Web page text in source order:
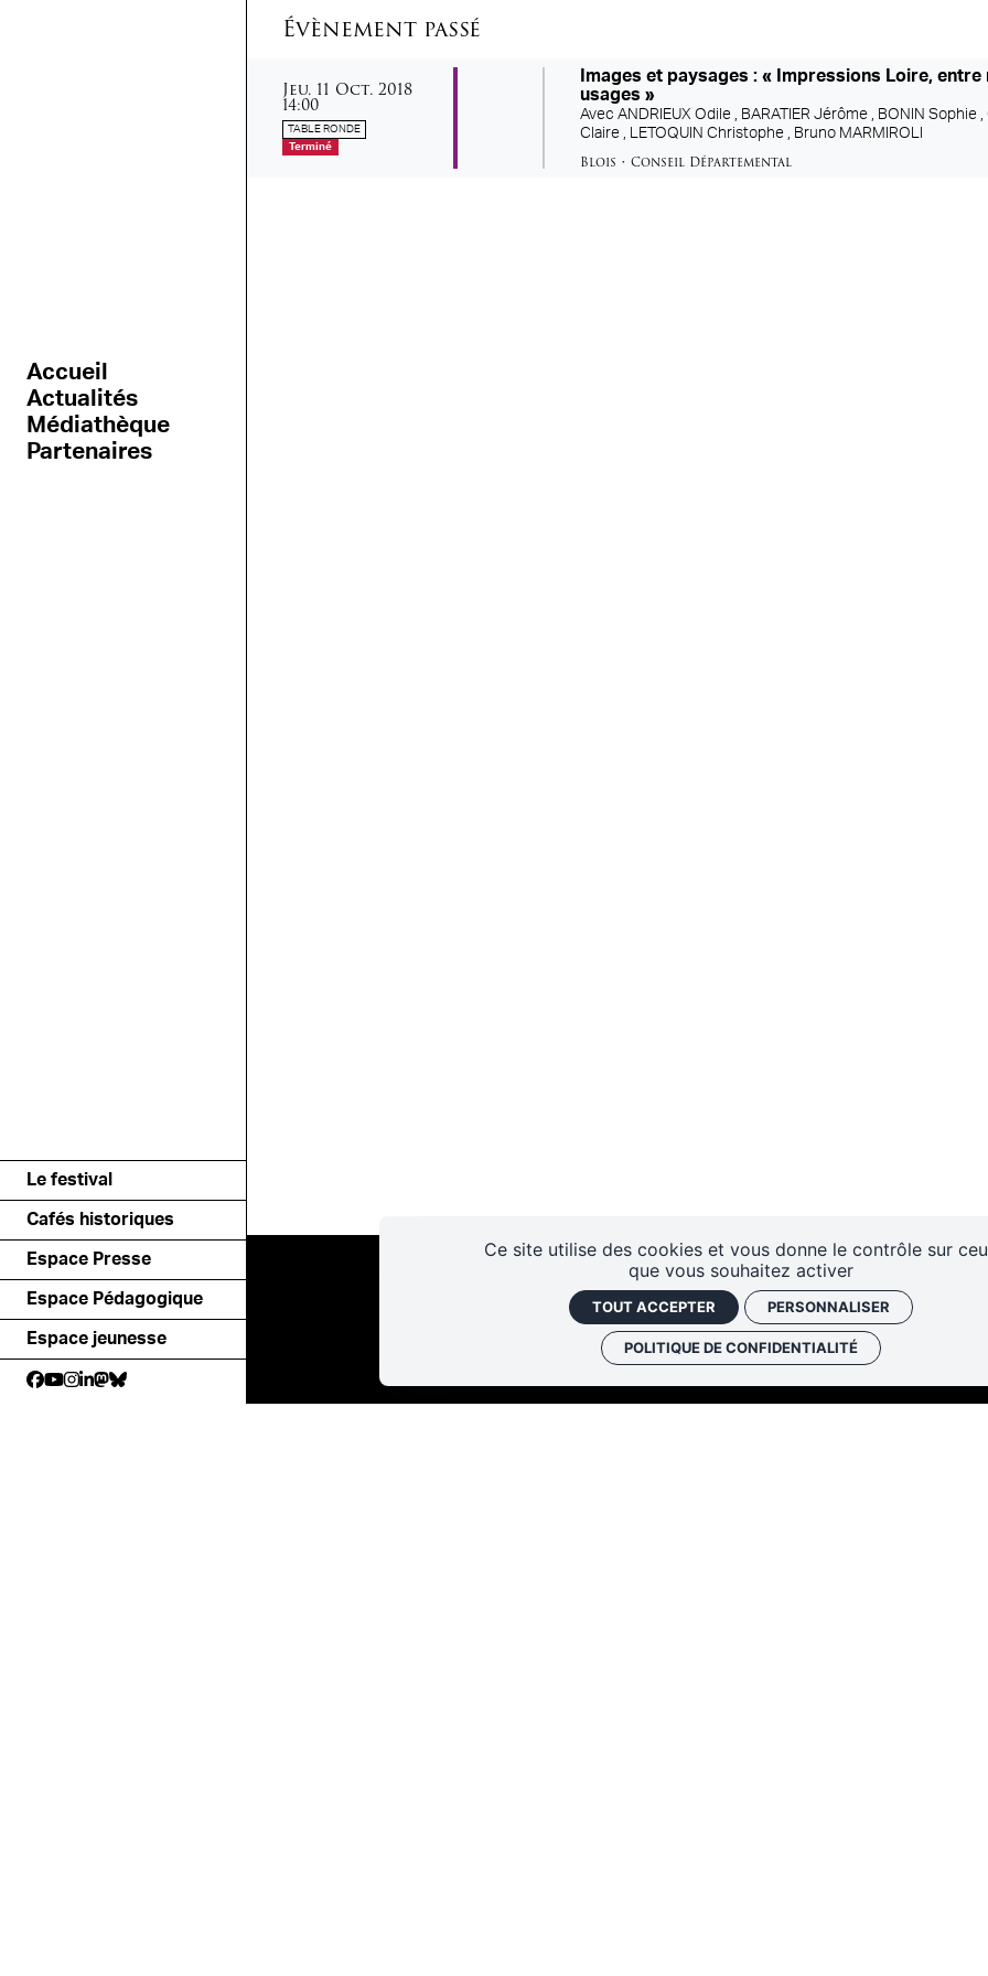
Ce site utilise des cookies et vous donne le contrôle sur
que vous souhaitez activer
TOUT ACCEPTER PERSONNALISER
POLITIQUE DE CONFIDENTIALITÉ
Accueil
Actualités
Médiathèque
Partenaires
Le festival
Cafés historiques
Espace Presse
Espace Pédagogique
Espace jeunesse
Évènement passé
jeudi
Jeu. 11 octobre
Oct. 2018
14:00
TABLE RONDE
Terminé
Images et paysages : « Impressions Loire,
usages »
AvecANDRIEUX Odile , BARATIER Jérôme , BONIN Sophie ,
Claire , LETOQUIN Christophe , Bruno MARMIROLI
Blois •Conseil Départemental
Les cafés Faire un don